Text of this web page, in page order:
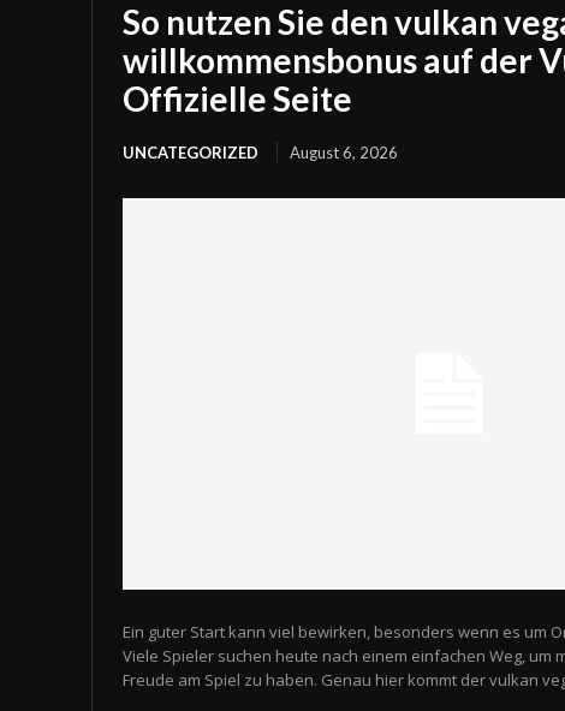
So nutzen Sie den vulkan
willkommensbonus auf der
Offizielle Seite
UNCATEGORIZED August 6, 2026
Ein guter Start kann viel bewirken, besonders wenn es um
Viele Spieler suchen heute nach einem einfachen Weg, um
Freude am Spiel zu haben. Genau hier kommt der vulkan